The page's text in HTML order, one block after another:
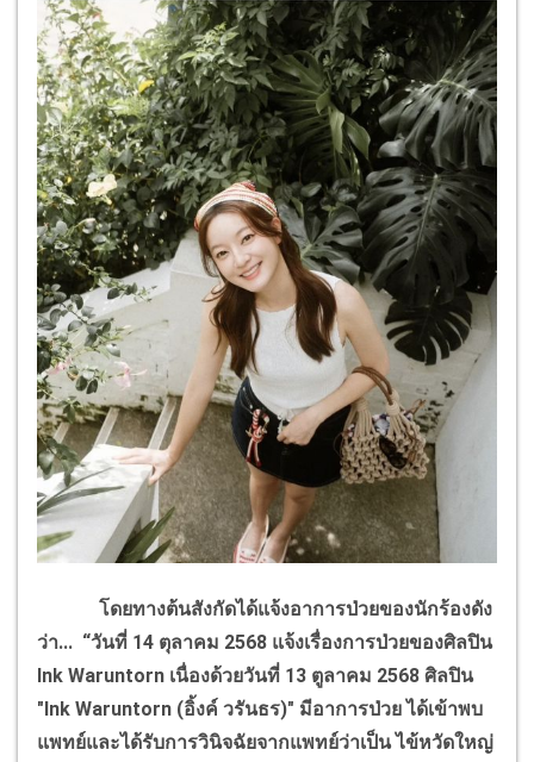
โดยทางต้นสังกัดได้แจ้งอาการป่วยของนักร้องดัง
ว่า... “วันที่ 14 ตุลาคม 2568 แจ้งเรื่องการป่วยของศิลปิน
Ink Waruntorn เนื่องด้วยวันที่ 13 ตูลาคม 2568 ศิลปิน
"Ink Waruntorn (อิ้งค์ วรันธร)" มีอาการป่วย ได้เข้าพบ
แพทย์และได้รับการวินิจฉัยจากแพทย์ว่าเป็น ไข้หวัดใหญ่